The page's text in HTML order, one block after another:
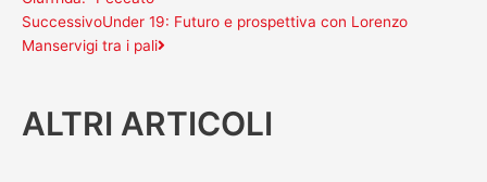
SuccessivoUnder 19: Futuro e prospettiva con Lorenzo
Manservigi tra i pali
ALTRI ARTICOLI